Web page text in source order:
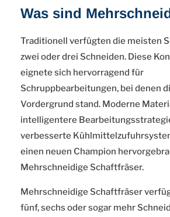
Was sind
Traditionell verfügten die meisten
zwei oder drei Schneiden. Diese
eignete sich hervorragend für
Schruppbearbeitungen, bei denen
Vordergrund stand. Moderne
intelligentere
verbesserte
einen neuen Champion
Mehrschneidige Schaftfräser.
Mehrschneidige Schaftfräser
fünf, sechs oder sogar mehr